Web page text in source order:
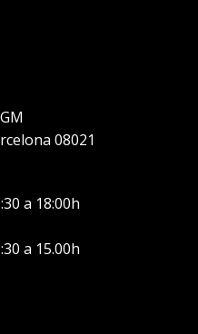
08021
a 18:00h
a 15.00h